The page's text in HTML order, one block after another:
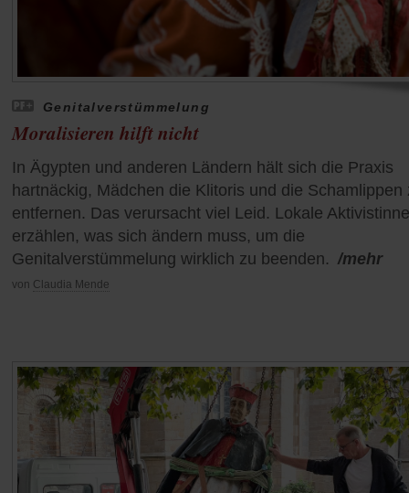
Genitalverstümmelung
Moralisieren hilft nicht
In Ägypten und anderen Ländern hält sich die Praxis
hartnäckig, Mädchen die Klitoris und die Schamlippen
entfernen. Das verursacht viel Leid. Lokale
erzählen, was sich ändern muss, um die
Genitalverstümmelung wirklich zu beenden. /mehr
von Claudia Mende